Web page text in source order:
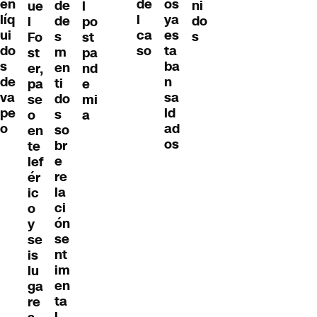
en
líq
ui
do
s
de
va
pe
o
ue
l
Fo
st
er,
pa
se
o
en
te
lef
ér
ic
o
y
se
is
lu
ga
re
de
de
s
m
en
ti
do
s
so
br
e
re
la
ci
ón
se
nt
im
en
ta
l
po
st
pa
nd
e
mi
a
de
l
ca
so
os
ya
es
ta
ba
n
sa
ld
ad
os
ni
do
s